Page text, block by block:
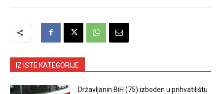
IZ ISTE KATEGORIJE
Državljanin BiH (75) izboden u prihvatilištu